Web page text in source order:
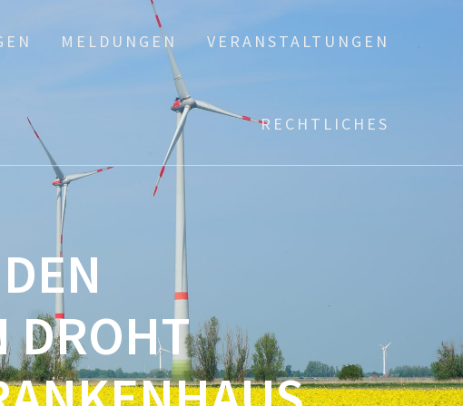
MELDUNGEN VERANSTALTUNGEN
RECHTLICHES
DROHT